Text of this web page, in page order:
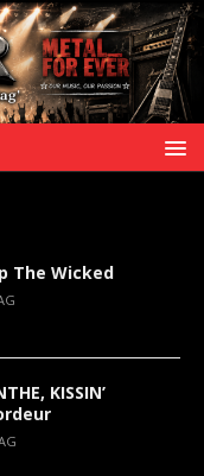
The Wicked
KISSIN’